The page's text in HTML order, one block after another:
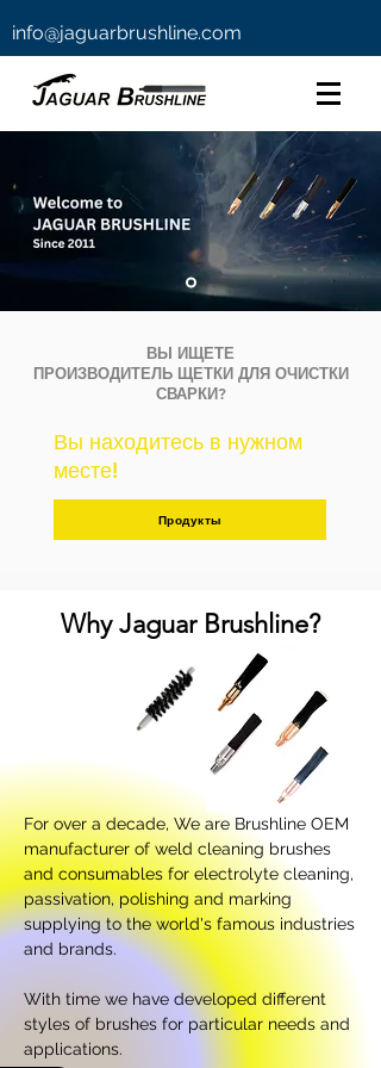
info@jaguarbrushline.com
ВЫ ИЩЕТЕ
ПРОИЗВОДИТЕЛЬ ЩЕТКИ ДЛЯ ОЧИСТКИ
СВАРКИ?
Вы находитесь в нужном
месте!
Продукты
Why Jaguar Brushline?
For over a decade, We are Brushline OEM
manufacturer of weld cleaning brushes
and consumables for electrolyte cleaning,
passivation, polishing and marking
supplying to the world's famous industries
and brands.
With time we have developed different
styles of brushes for particular needs and
applications.